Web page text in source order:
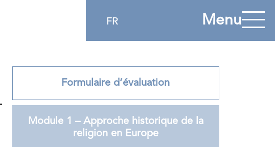
FR Menu
Formulaire d’évaluation
Module 1 – Approche historique de la
religion en Europe